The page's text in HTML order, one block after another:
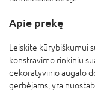
Apie prekę
Leiskite kūrybiškumui
konstravimo rinkiniu
dekoratyvinio augalo
gerbėjams, yra